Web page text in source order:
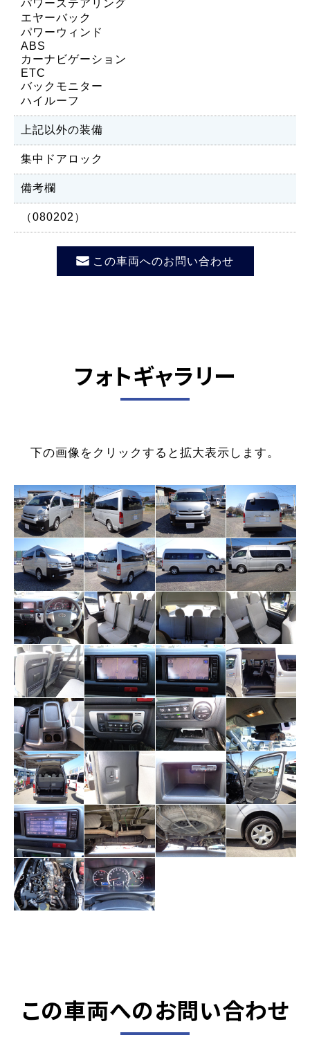
パワーステアリング
エヤーバック
パワーウィンド
ABS
カーナビゲーション
ETC
バックモニター
ハイルーフ
上記以外の装備
集中ドアロック
備考欄
（080202）
この車両へのお問い合わせ
フォトギャラリー
下の画像をクリックすると拡大表示します。
この車両へのお問い合わせ